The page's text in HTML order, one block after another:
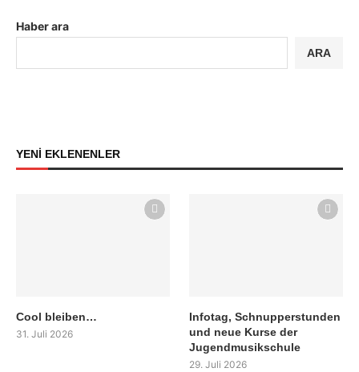
Haber ara
ARA
YENİ EKLENENLER
Cool bleiben…
31. Juli 2026
Infotag, Schnupperstunden
und neue Kurse der
Jugendmusikschule
29. Juli 2026